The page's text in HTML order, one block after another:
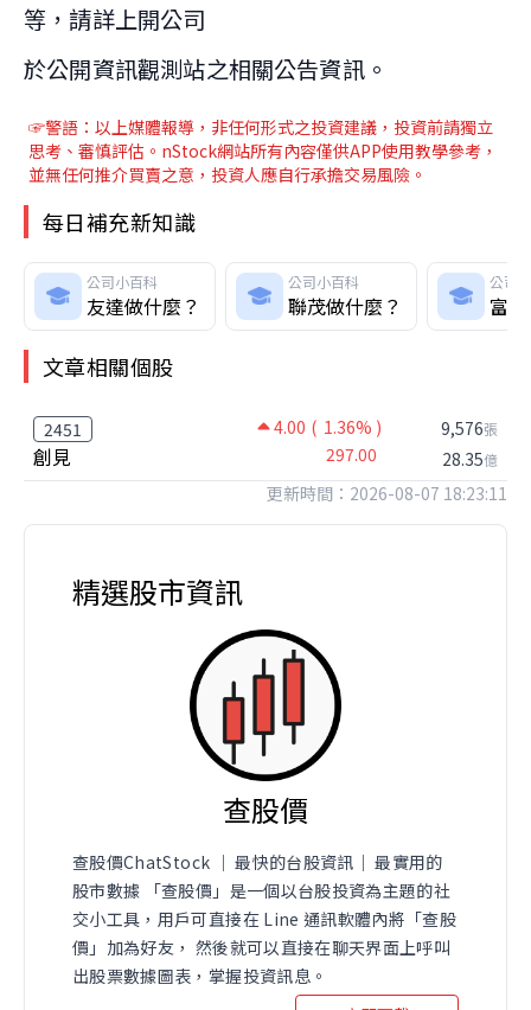
等，請詳上開公司
於公開資訊觀測站之相關公告資訊。
☞警語：以上媒體報導 ，非任何形式之投資建議，投資前請獨立
思考、審慎評估。nStock網站所有內容僅供APP使用教學參考，
並無任何推介買賣之意，投資人應自行承擔交易風險。
每日補充新知識
公司小百科
友達做什麼？
公司小百科
聯茂做什麼？
公司
富
文章相關個股
2451 4.00 ( 1.36% )
創見 297.00
9,576張
28.35億
更新時間：2026-08-07 18:23:11
精選股市資訊
查股價
查股價ChatStock ｜ 最快的台股資訊｜ 最實用的
股市數據 「查股價」是一個以台股投資為主題的社
交小工具，用戶可直接在 Line 通訊軟體內將「查股
價」加為好友， 然後就可以直接在聊天界面上呼叫
出股票數據圖表，掌握投資訊息。